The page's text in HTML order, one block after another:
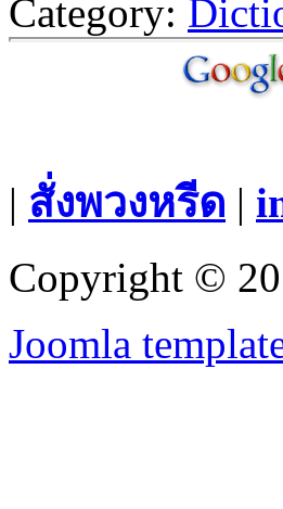
Category:
| สั่งพวงหรีด |
Copyright ©
Joomla